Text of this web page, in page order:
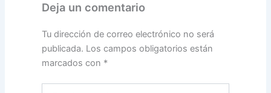
Deja un comentario
Tu dirección de correo electrónico no será
publicada. Los campos obligatorios están
marcados con *